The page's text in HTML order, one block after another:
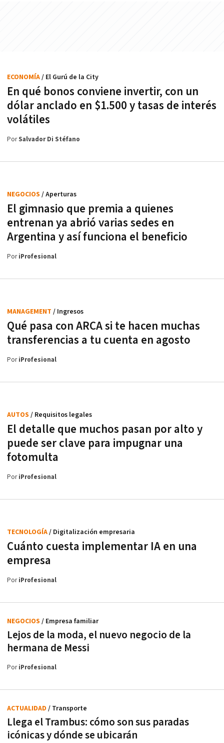
En qué bonos conviene invertir, con un
dólar anclado en $1.500 y tasas de interés
volátiles
ECONOMÍA/ El Gurú de la City
PorSalvador Di Stéfano
El gimnasio que premia a quienes
entrenan ya abrió varias sedes en
Argentina y así funciona el beneficio
NEGOCIOS / Aperturas
PoriProfesional
Qué pasa con ARCA si te hacen muchas
transferencias a tu cuenta en agosto
MANAGEMENT / Ingresos
PoriProfesional
El detalle que muchos pasan por alto y
puede ser clave para impugnar una
fotomulta
AUTOS / Requisitos legales
PoriProfesional
Cuánto cuesta implementar IA en una
empresa
TECNOLOGÍA/ Digitalización empresaria
PoriProfesional
Lejos de la moda, el nuevo negocio de la
hermana de Messi
NEGOCIOS / Empresa familiar
PoriProfesional
Llega el Trambus: cómo son sus paradas
icónicas y dónde se ubicarán
ACTUALIDAD / Transporte